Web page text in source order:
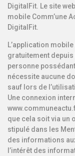
DigitalFit. Le site
mobile Comm’une
DigitalFit.
L’application
gratuitement depuis
personne
nécessite aucune
sauf lors de
Une connexion
que cela soit via un
stipulé dans les
des informations
l’intérêt des